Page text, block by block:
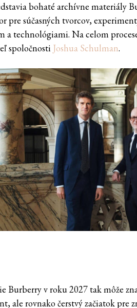
bohaté archívne materiály
pre súčasných tvorcov,
a technológiami. Na celom
spoločnosti Joshua Schulman.
Burberry v roku 2027 tak môže
ale rovnako čerstvý začiatok pre